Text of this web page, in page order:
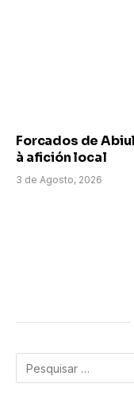
Forcados de
à afición local
3 de Agosto, 2026